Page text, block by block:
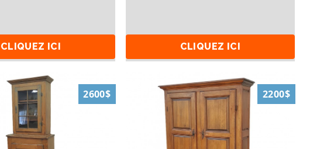
CLIQUEZ ICI CLIQUEZ ICI
2600$ 2200$